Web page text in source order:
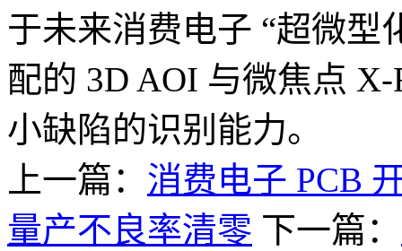
于未来消费电子 “超微型
配的 3D AOI 与微焦点
小缺陷的识别能力。
上一篇： 消费电子 PCB
量产不良率清零 下一篇：